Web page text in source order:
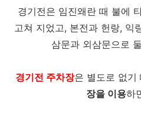
경기전은 임진왜란 때 불에
고쳐 지었고, 본전과 헌랑, 익
삼문과 외삼문으로
경기전 주차장은 별도로 없기
장을 이용하